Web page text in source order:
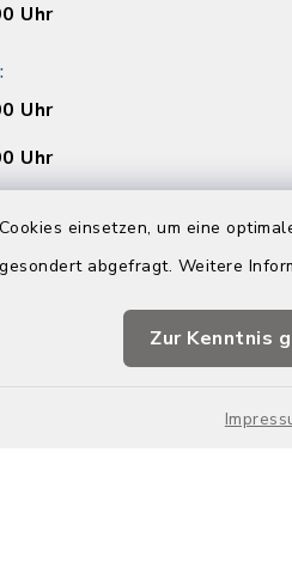
einsetzen, um eine
abgefragt. Weitere
Zur Kenntnis
Uhr
Uhr
Uhr
Termin vorab.